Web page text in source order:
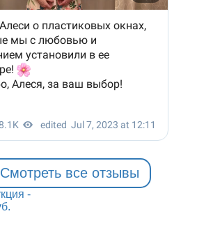
Смотреть все отзывы